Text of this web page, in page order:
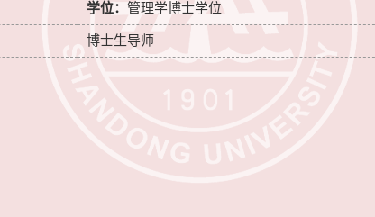
学位： 管理学博士学位
博士生导师